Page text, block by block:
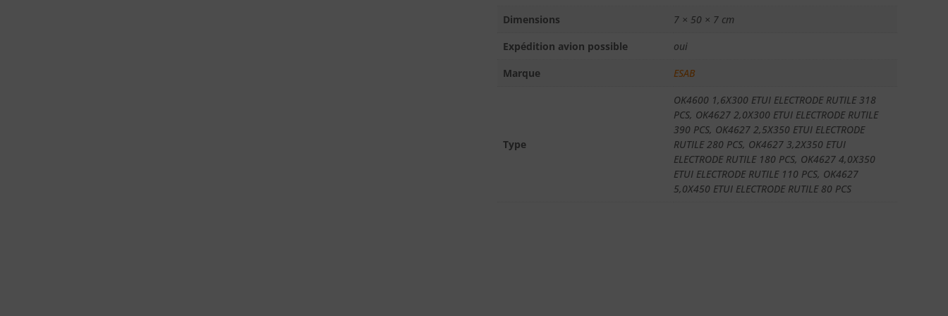
Dimensions
7 × 50 × 7 cm
Expédition avion possible
oui
Marque
ESAB
Type
OK4600 1,6X300 ETUI ELECTRODE RUTILE 318
PCS, OK4627 2,0X300 ETUI ELECTRODE RUTILE
390 PCS, OK4627 2,5X350 ETUI ELECTRODE
RUTILE 280 PCS, OK4627 3,2X350 ETUI
ELECTRODE RUTILE 180 PCS, OK4627 4,0X350
ETUI ELECTRODE RUTILE 110 PCS, OK4627
5,0X450 ETUI ELECTRODE RUTILE 80 PCS